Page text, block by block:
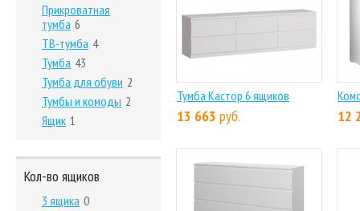
Тумба Кастор 6 ящиков
13 663 руб. 12
Прикроватная
тумба 6
ТВ-тумба 4
Тумба 43
Тумба для обуви 2
Тумбы и комоды 2
Ящик 1
Кол-во ящиков
3 ящика 0